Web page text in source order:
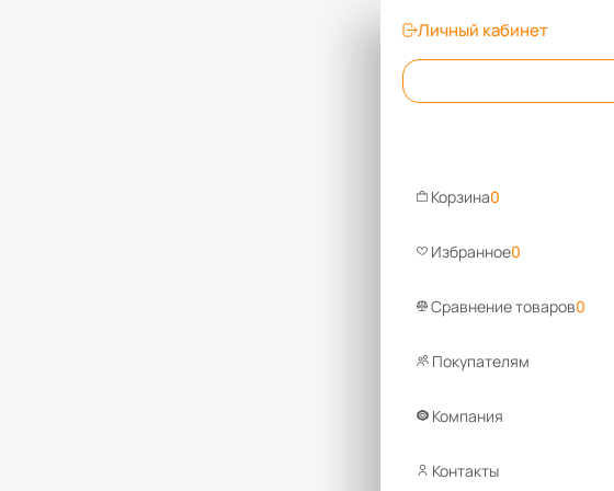
Личный кабинет
Корзина0
Избранное0
Сравнение товаров0
Покупателям
Компания
Контакты